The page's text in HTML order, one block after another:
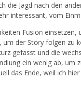
die Jagd nach den
interessant, vom
Fusion
der Story folgen zu
gefasst und die
ein wenig ab, um
das Ende, weil ich